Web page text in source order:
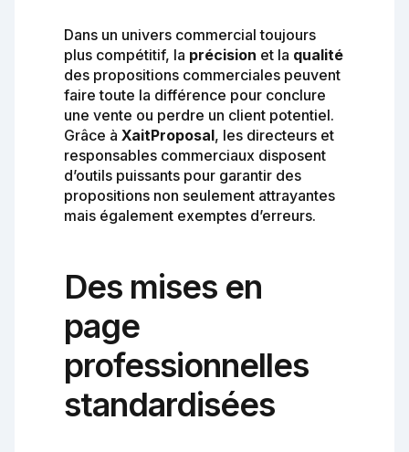
Dans un univers commercial toujours
plus compétitif, la précision et la qualité
des propositions commerciales peuvent
faire toute la différence pour conclure
une vente ou perdre un client potentiel.
Grâce àXaitProposal, les directeurs et
responsables commerciaux disposent
d’outils puissants pour garantir des
propositions non seulement attrayantes
mais également exemptes d’erreurs.
Des mises en
page
professionnelles
standardisées